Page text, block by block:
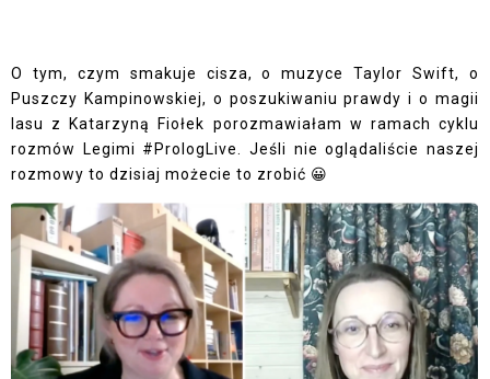
O tym, czym smakuje cisza, o muzyce Taylor Swift, o
Puszczy Kampinowskiej, o poszukiwaniu prawdy i o magii
lasu z Katarzyną Fiołek porozmawiałam w ramach cyklu
rozmów Legimi #PrologLive. Jeśli nie oglądaliście naszej
rozmowy to dzisiaj możecie to zrobić 😀